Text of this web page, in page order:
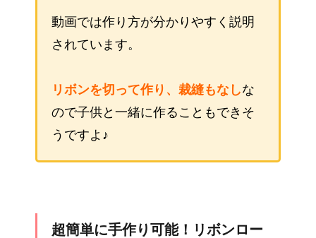
動画では作り方が分かりやすく説明
されています。
リボンを切って作り、裁縫もなしな
ので子供と一緒に作ることもできそ
うですよ♪
超簡単に手作り可能！リボンロー